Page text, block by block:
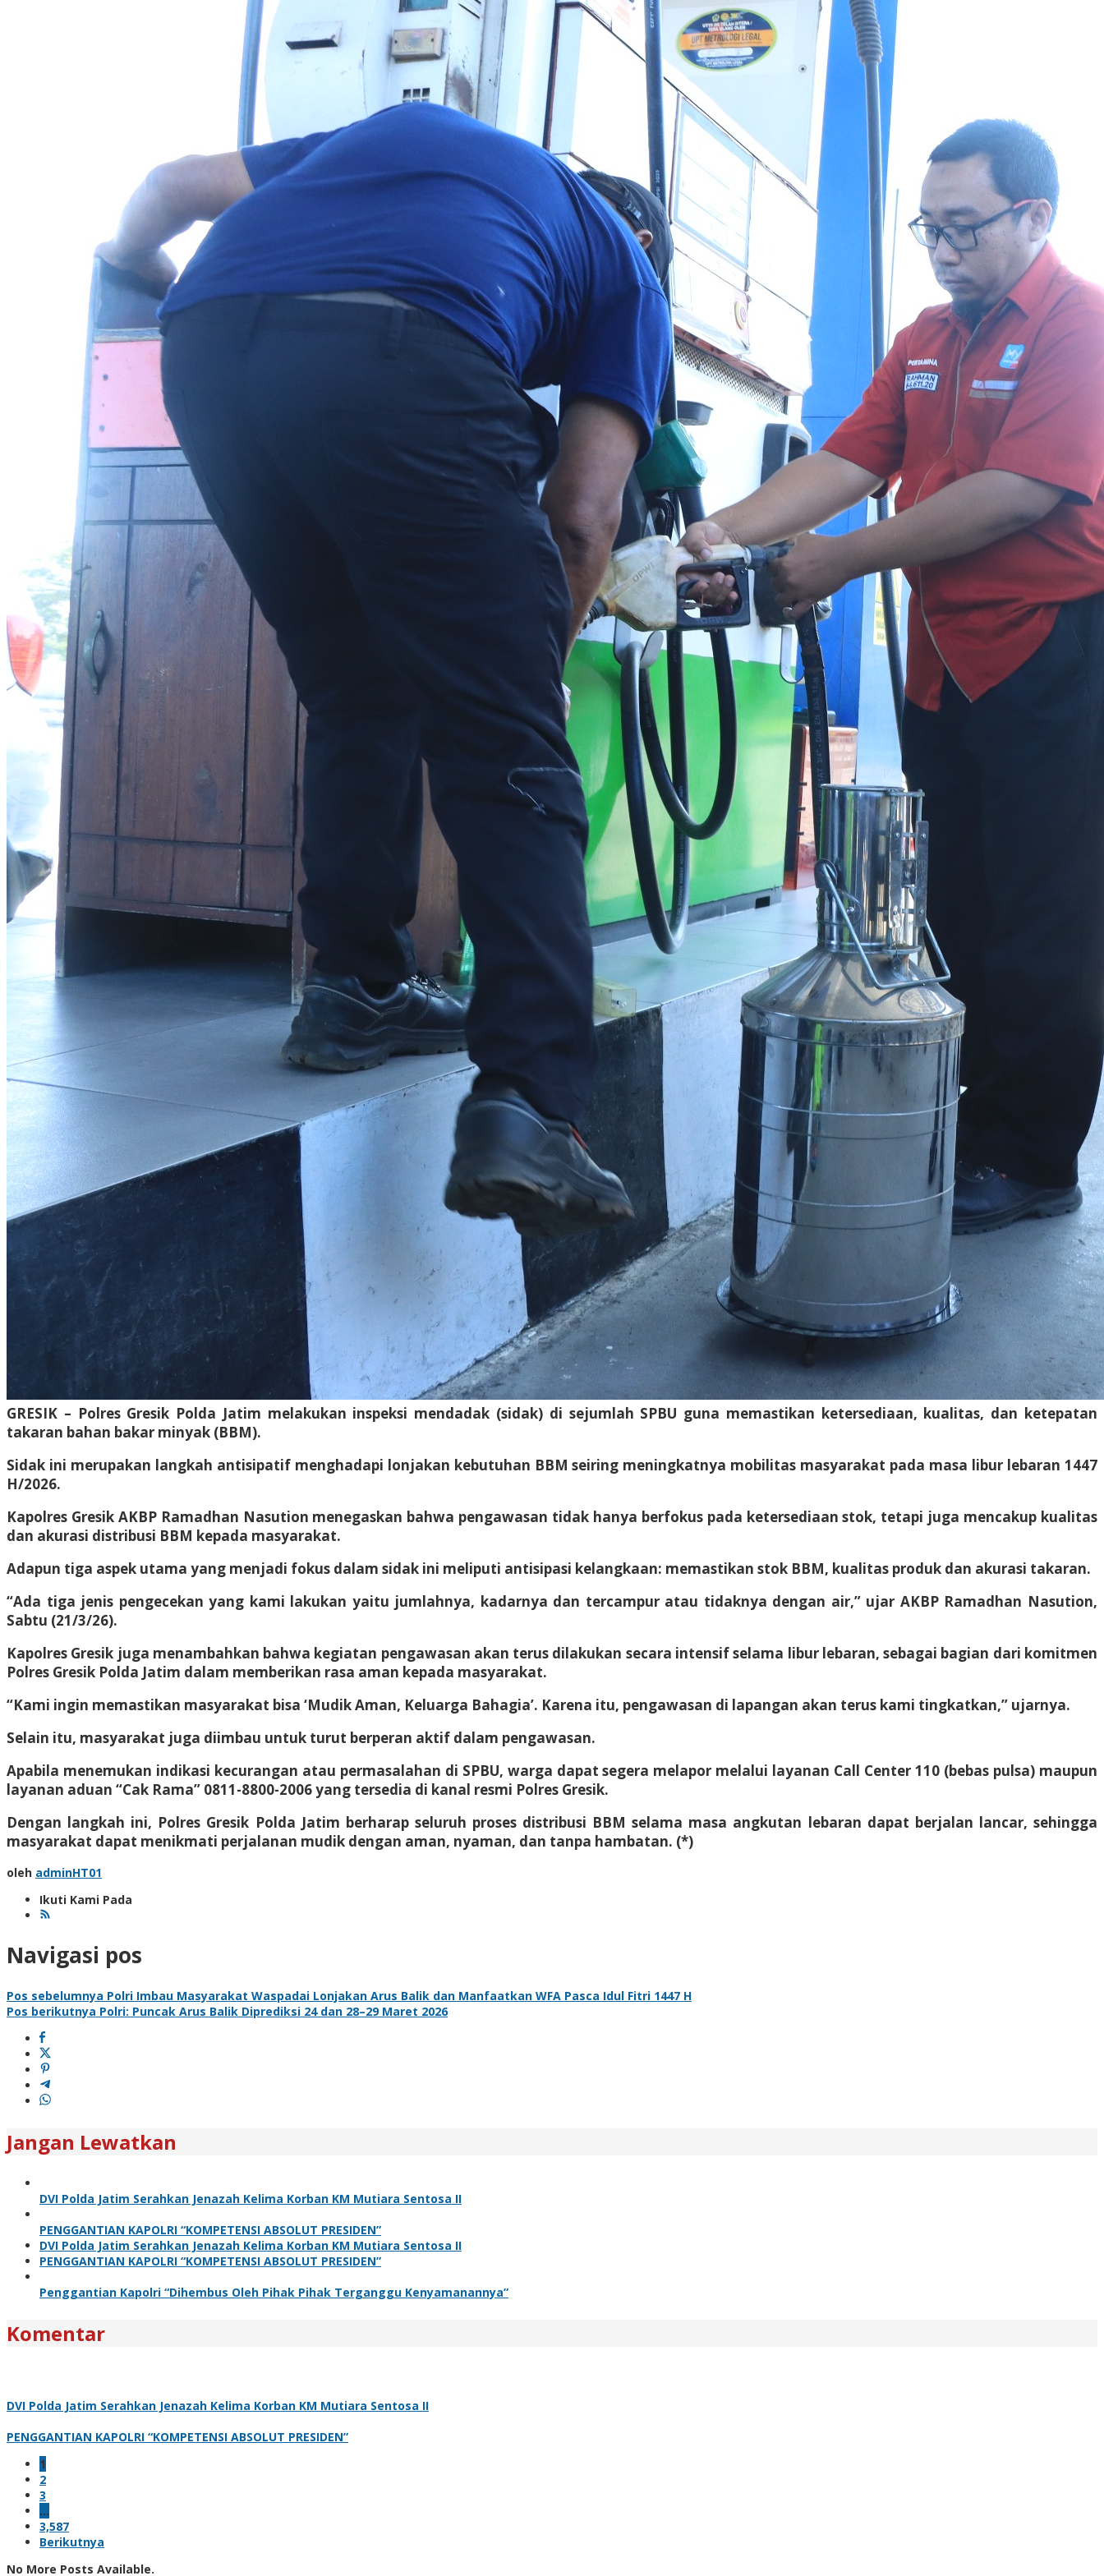
GRESIK – Polres Gresik Polda Jatim melakukan inspeksi mendadak (sidak) di sejumlah SPBU guna memastikan ketersediaan, kualitas, dan ketepatan
takaran bahan bakar minyak (BBM).
Sidak ini merupakan langkah antisipatif menghadapi lonjakan kebutuhan BBM seiring meningkatnya mobilitas masyarakat pada masa libur lebaran 1447
H/2026.
Kapolres Gresik AKBP Ramadhan Nasution menegaskan bahwa pengawasan tidak hanya berfokus pada ketersediaan stok, tetapi juga mencakup kualitas
dan akurasi distribusi BBM kepada masyarakat.
Adapun tiga aspek utama yang menjadi fokus dalam sidak ini meliputi antisipasi kelangkaan: memastikan stok BBM, kualitas produk dan akurasi takaran.
“Ada tiga jenis pengecekan yang kami lakukan yaitu jumlahnya, kadarnya dan tercampur atau tidaknya dengan air,” ujar AKBP Ramadhan Nasution,
Sabtu (21/3/26).
Kapolres Gresik juga menambahkan bahwa kegiatan pengawasan akan terus dilakukan secara intensif selama libur lebaran, sebagai bagian dari komitmen
Polres Gresik Polda Jatim dalam memberikan rasa aman kepada masyarakat.
“Kami ingin memastikan masyarakat bisa ‘Mudik Aman, Keluarga Bahagia’. Karena itu, pengawasan di lapangan akan terus kami tingkatkan,” ujarnya.
Selain itu, masyarakat juga diimbau untuk turut berperan aktif dalam pengawasan.
Apabila menemukan indikasi kecurangan atau permasalahan di SPBU, warga dapat segera melapor melalui layanan Call Center 110 (bebas pulsa) maupun
layanan aduan “Cak Rama” 0811-8800-2006 yang tersedia di kanal resmi Polres Gresik.
Dengan langkah ini, Polres Gresik Polda Jatim berharap seluruh proses distribusi BBM selama masa angkutan lebaran dapat berjalan lancar, sehingga
masyarakat dapat menikmati perjalanan mudik dengan aman, nyaman, dan tanpa hambatan. (*)
oleh adminHT01
Ikuti Kami Pada
Navigasi pos
Pos sebelumnya Polri Imbau Masyarakat Waspadai Lonjakan Arus Balik dan Manfaatkan WFA Pasca Idul Fitri 1447 H
Pos berikutnya Polri: Puncak Arus Balik Diprediksi 24 dan 28–29 Maret 2026
Jangan Lewatkan
DVI Polda Jatim Serahkan Jenazah Kelima Korban KM Mutiara Sentosa II
PENGGANTIAN KAPOLRI “KOMPETENSI ABSOLUT PRESIDEN”
DVI Polda Jatim Serahkan Jenazah Kelima Korban KM Mutiara Sentosa II
PENGGANTIAN KAPOLRI “KOMPETENSI ABSOLUT PRESIDEN”
Penggantian Kapolri “Dihembus Oleh Pihak Pihak Terganggu Kenyamanannya”
Komentar
DVI Polda Jatim Serahkan Jenazah Kelima Korban KM Mutiara Sentosa II
PENGGANTIAN KAPOLRI “KOMPETENSI ABSOLUT PRESIDEN”
1
2
3
…
3,587
Berikutnya
No More Posts Available.